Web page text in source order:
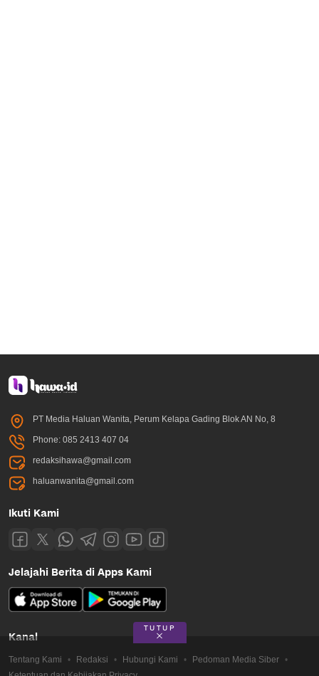
PT Media Haluan Wanita, Perum Kelapa Gading Blok AN No, 8
Phone: 085 2413 407 04
redaksihawa@gmail.com
haluanwanita@gmail.com
Ikuti Kami
Jelajahi Berita di Apps Kami
Kanal
Tentang Kami Redaksi Hubungi Kami
Pedoman Media Siber
TUTUP